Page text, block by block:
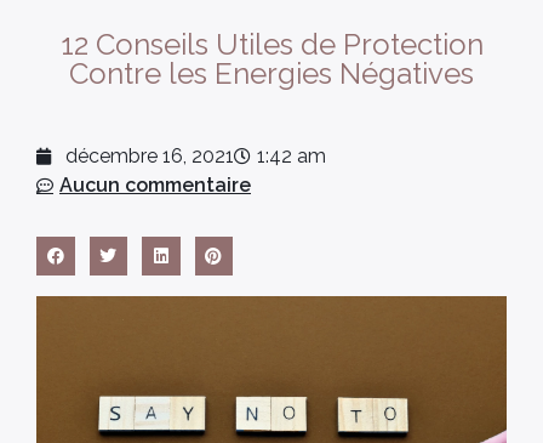
12 Conseils Utiles de Protection
Contre les Energies Négatives
décembre 16, 2021
1:42 am
Aucun commentaire